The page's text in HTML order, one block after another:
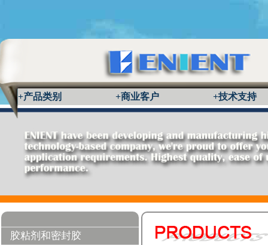
+产品类别 +商业客户 +技术支持
胶粘剂和密封胶